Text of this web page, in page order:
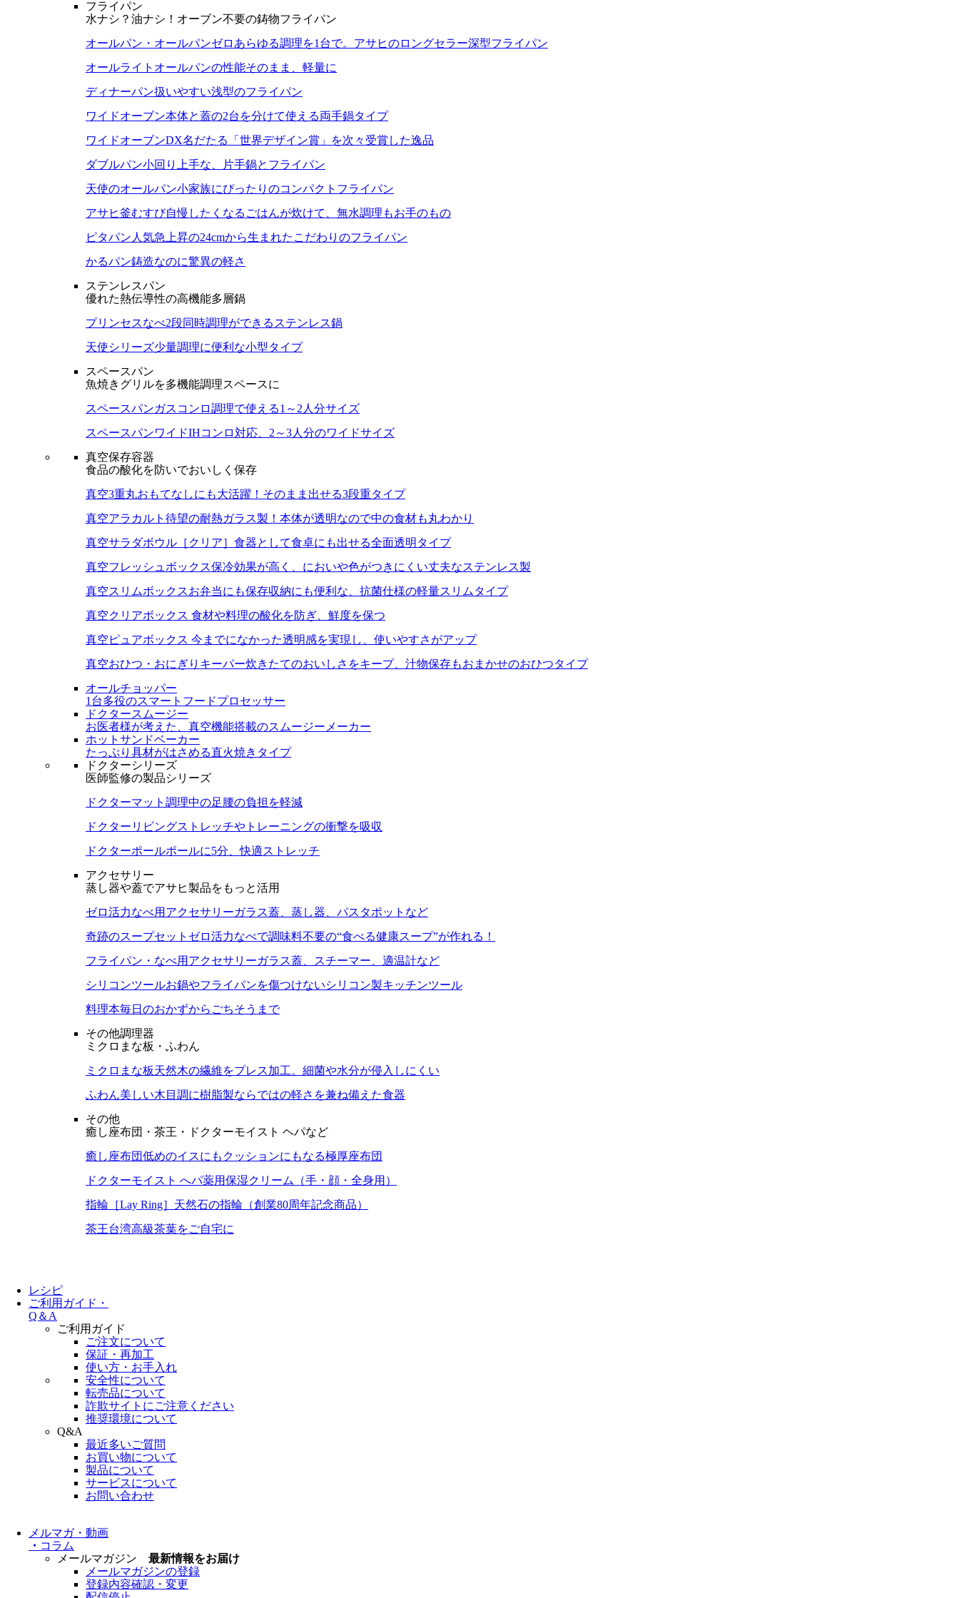
フライパン
水ナシ？油ナシ！オーブン不要の鋳物フライパン
オールパン・オールパンゼロ あらゆる調理を1台で。アサヒのロングセラー深型フライパン
オールライト オールパンの性能そのまま、軽量に
ディナーパン扱いやすい浅型のフライパン
ワイドオーブン本体と蓋の2台を分けて使える両手鍋タイプ
ワイドオーブンDX名だたる「世界デザイン賞」を次々受賞した逸品
ダブルパン小回り上手な、片手鍋とフライパン
天使のオールパン小家族にぴったりのコンパクトフライパン
アサヒ釜むすび自慢したくなるごはんが炊けて、無水調理もお手のもの
ピタパン 人気急上昇の24cmから生まれたこだわりのフライパン
かるパン鋳造なのに驚異の軽さ
ステンレスパン
優れた熱伝導性の高機能多層鍋
プリンセスなべ2段同時調理ができるステンレス鍋
天使シリーズ少量調理に便利な小型タイプ
スペースパン
魚焼きグリルを多機能調理スペースに
スペースパンガスコンロ調理で使える1～2人分サイズ
スペースパンワイドIHコンロ対応、2～3人分のワイドサイズ
真空保存容器
食品の酸化を防いでおいしく保存
真空3重丸おもてなしにも大活躍！そのまま出せる3段重タイプ
真空アラカルト 待望の耐熱ガラス製！本体が透明なので中の食材も丸わかり
真空サラダボウル［クリア］ 食器として食卓にも出せる全面透明タイプ
真空フレッシュボックス保冷効果が高く、においや色がつきにくい丈夫なステンレス製
真空スリムボックスお弁当にも保存収納にも便利な、抗菌仕様の軽量スリムタイプ
真空クリアボックス 食材や料理の酸化を防ぎ、鮮度を保つ
真空ピュアボックス 今までになかった透明感を実現し、使いやすさがアップ
真空おひつ・おにぎりキーパー炊きたてのおいしさをキープ、汁物保存もおまかせのおひつタイプ
オールチョッパー
1台多役のスマートフードプロセッサー
ドクタースムージー
お医者様が考えた、真空機能搭載のスムージーメーカー
ホットサンドベーカー
たっぷり具材がはさめる直火焼きタイプ
ドクターシリーズ
医師監修の製品シリーズ
ドクターマット 調理中の足腰の負担を軽減
ドクターリビングストレッチやトレーニングの衝撃を吸収
ドクターポールポールに5分、快適ストレッチ
アクセサリー
蒸し器や蓋でアサヒ製品をもっと活用
ゼロ活力なべ用アクセサリーガラス蓋、蒸し器、パスタポットなど
奇跡のスープセット ゼロ活力なべで調味料不要の“食べる健康スープ”が作れる！
フライパン・なべ用アクセサリーガラス蓋、スチーマー、適温計など
シリコンツールお鍋やフライパンを傷つけないシリコン製キッチンツール
料理本毎日のおかずからごちそうまで
その他調理器
ミクロまな板・ふわん
ミクロまな板天然木の繊維をプレス加工。細菌や水分が侵入しにくい
ふわん美しい木目調に樹脂製ならではの軽さを兼ね備えた食器
その他
癒し座布団・茶王・ドクターモイスト ヘパなど
癒し座布団低めのイスにもクッションにもなる極厚座布団
ドクターモイスト へパ薬用保湿クリーム（手・顔・全身用）
指輪［Lay Ring］ 天然石の指輪（創業80周年記念商品）
茶王台湾高級茶葉をご自宅に
レシピ
ご利用ガイド・
Q＆A
ご利用ガイド
ご注文について
保証・再加工
使い方・お手入れ
安全性について
転売品について
詐欺サイトにご注意ください
推奨環境について
Q&A
最近多いご質問
お買い物について
製品について
サービスについて
お問い合わせ
メルマガ・動画
・ コラム
メールマガジン 最新情報をお届け
メールマガジンの登録
登録内容確認・変更